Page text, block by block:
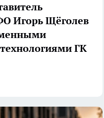
Игорь Щёголев
ГК